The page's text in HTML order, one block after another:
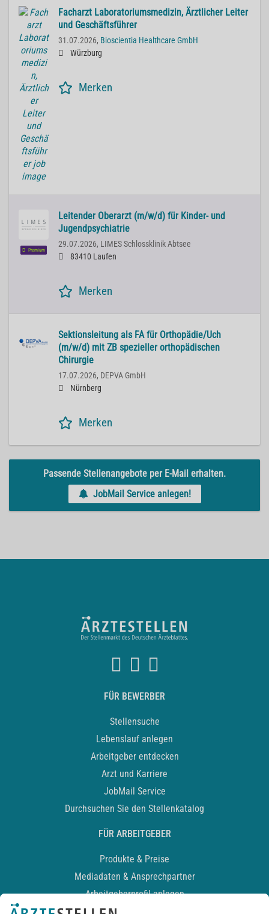
Facharzt Laboratoriumsmedizin, Ärztlicher Leiter
und Geschäftsführer
31.07.2026, Bioscientia Healthcare GmbH
Würzburg
Merken
Premium
Leitender Oberarzt (m/w/d) für Kinder- und
Jugendpsychiatrie
29.07.2026, LIMES Schlossklinik Abtsee
83410 Laufen
Merken
Sektionsleitung als FA für Orthopädie/Uch
(m/w/d) mit ZB spezieller orthopädischen
Chirurgie
17.07.2026, DEPVA GmbH
Nürnberg
Merken
Passende Stellenangebote per E-Mail erhalten.
JobMail Service anlegen!
FÜR BEWERBER
Stellensuche
Lebenslauf anlegen
Arbeitgeber entdecken
Arzt und Karriere
JobMail Service
Durchsuchen Sie den Stellenkatalog
FÜR ARBEITGEBER
Produkte & Preise
Mediadaten & Ansprechpartner
Arbeitgeberprofil anlegen
Recruiting-Podcast